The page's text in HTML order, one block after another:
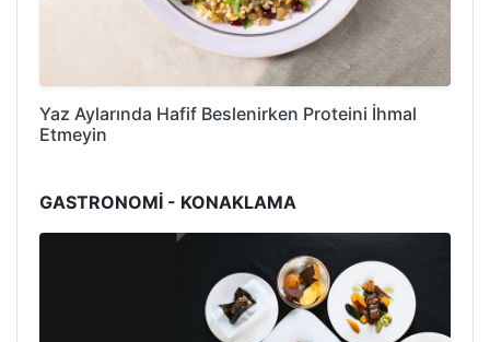
Yaz Aylarında Hafif Beslenirken Proteini İhmal
Etmeyin
GASTRONOMİ - KONAKLAMA